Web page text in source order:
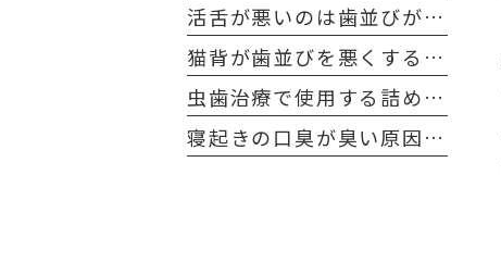
活舌が悪いのは歯並びが原因？
猫背が歯並びを悪くする原因に！？
虫歯治療で使用する詰め物や被せ物の寿命とケア方法
寝起きの口臭が臭い原因と解決方法